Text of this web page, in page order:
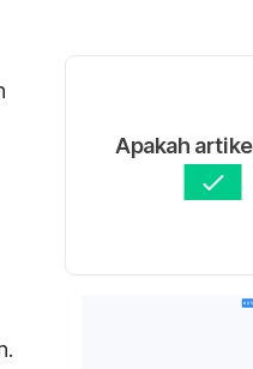
Apakah